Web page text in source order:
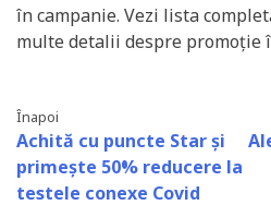
în campanie. Vezi lista
multe detalii despre promoție
Înapoi
Achită cu puncte Star și
primește 50% reducere la
testele conexe Covid